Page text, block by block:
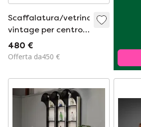
Scaffalatura/vetrina
vintage per centro
ristoro Coca-Cola.
480 €
Offerta da450 €